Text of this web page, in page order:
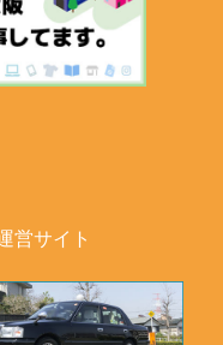
営サイト